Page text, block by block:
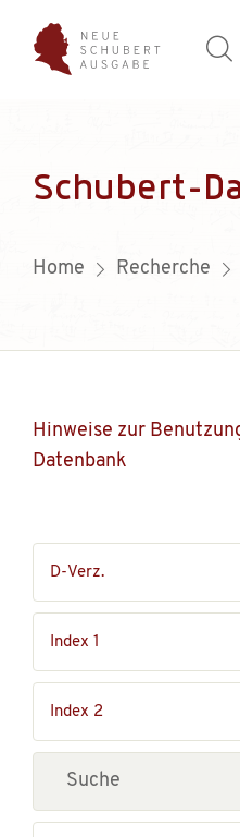
Schubert-
Home Recherche
Hinweise zur
Datenbank